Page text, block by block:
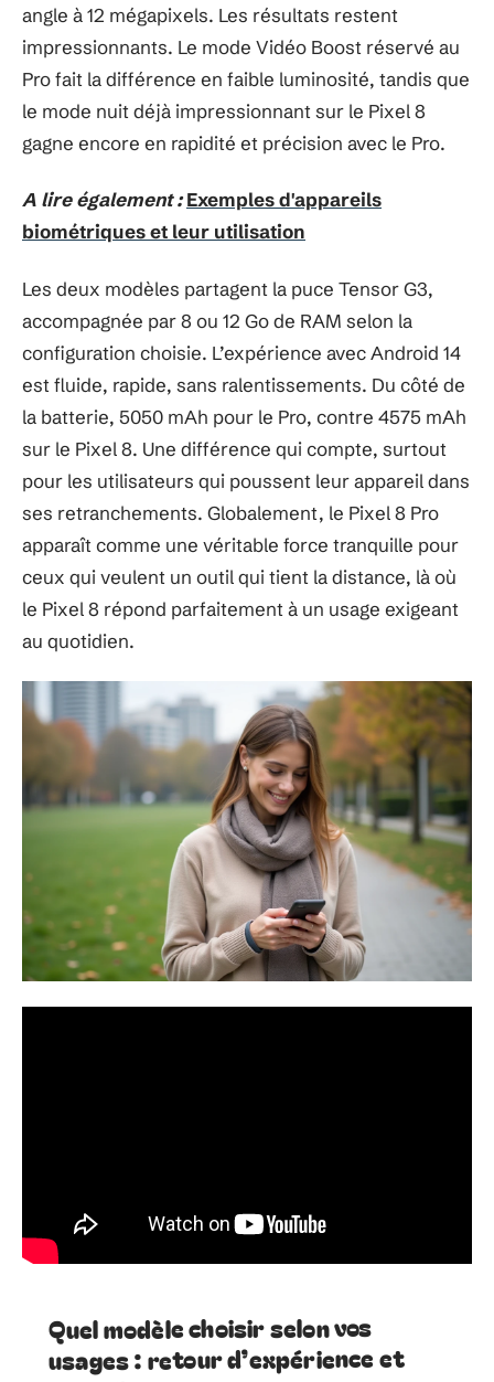
angle à 12 mégapixels. Les résultats restent
impressionnants. Le mode Vidéo Boost réservé au
Pro fait la différence en faible luminosité, tandis que
le mode nuit déjà impressionnant sur le Pixel 8
gagne encore en rapidité et précision avec le Pro.
A lire également : Exemples d'appareils
biométriques et leur utilisation
Les deux modèles partagent la puce Tensor G3,
accompagnée par 8 ou 12 Go de RAM selon la
configuration choisie. L’expérience avec Android 14
est fluide, rapide, sans ralentissements. Du côté de
la batterie, 5050 mAh pour le Pro, contre 4575 mAh
sur le Pixel 8. Une différence qui compte, surtout
pour les utilisateurs qui poussent leur appareil dans
ses retranchements. Globalement, le Pixel 8 Pro
apparaît comme une véritable force tranquille pour
ceux qui veulent un outil qui tient la distance, là où
le Pixel 8 répond parfaitement à un usage exigeant
au quotidien.
Quel modèle choisir selon vos
usages : retour d’expérience et